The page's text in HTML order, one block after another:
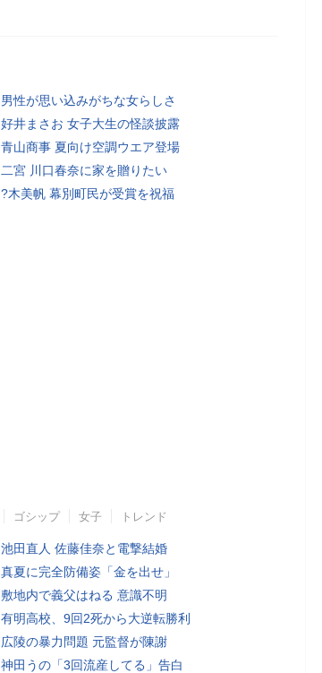
男性が思い込みがちな女らしさ
好井まさお 女子大生の怪談披露
青山商事 夏向け空調ウエア登場
二宮 川口春奈に家を贈りたい
?木美帆 幕別町民が受賞を祝福
ゴシップ 女子 トレンド
池田直人 佐藤佳奈と電撃結婚
真夏に完全防備姿「金を出せ」
敷地内で義父はねる 意識不明
有明高校、9回2死から大逆転勝利
広陵の暴力問題 元監督が陳謝
神田うの「3回流産してる」告白